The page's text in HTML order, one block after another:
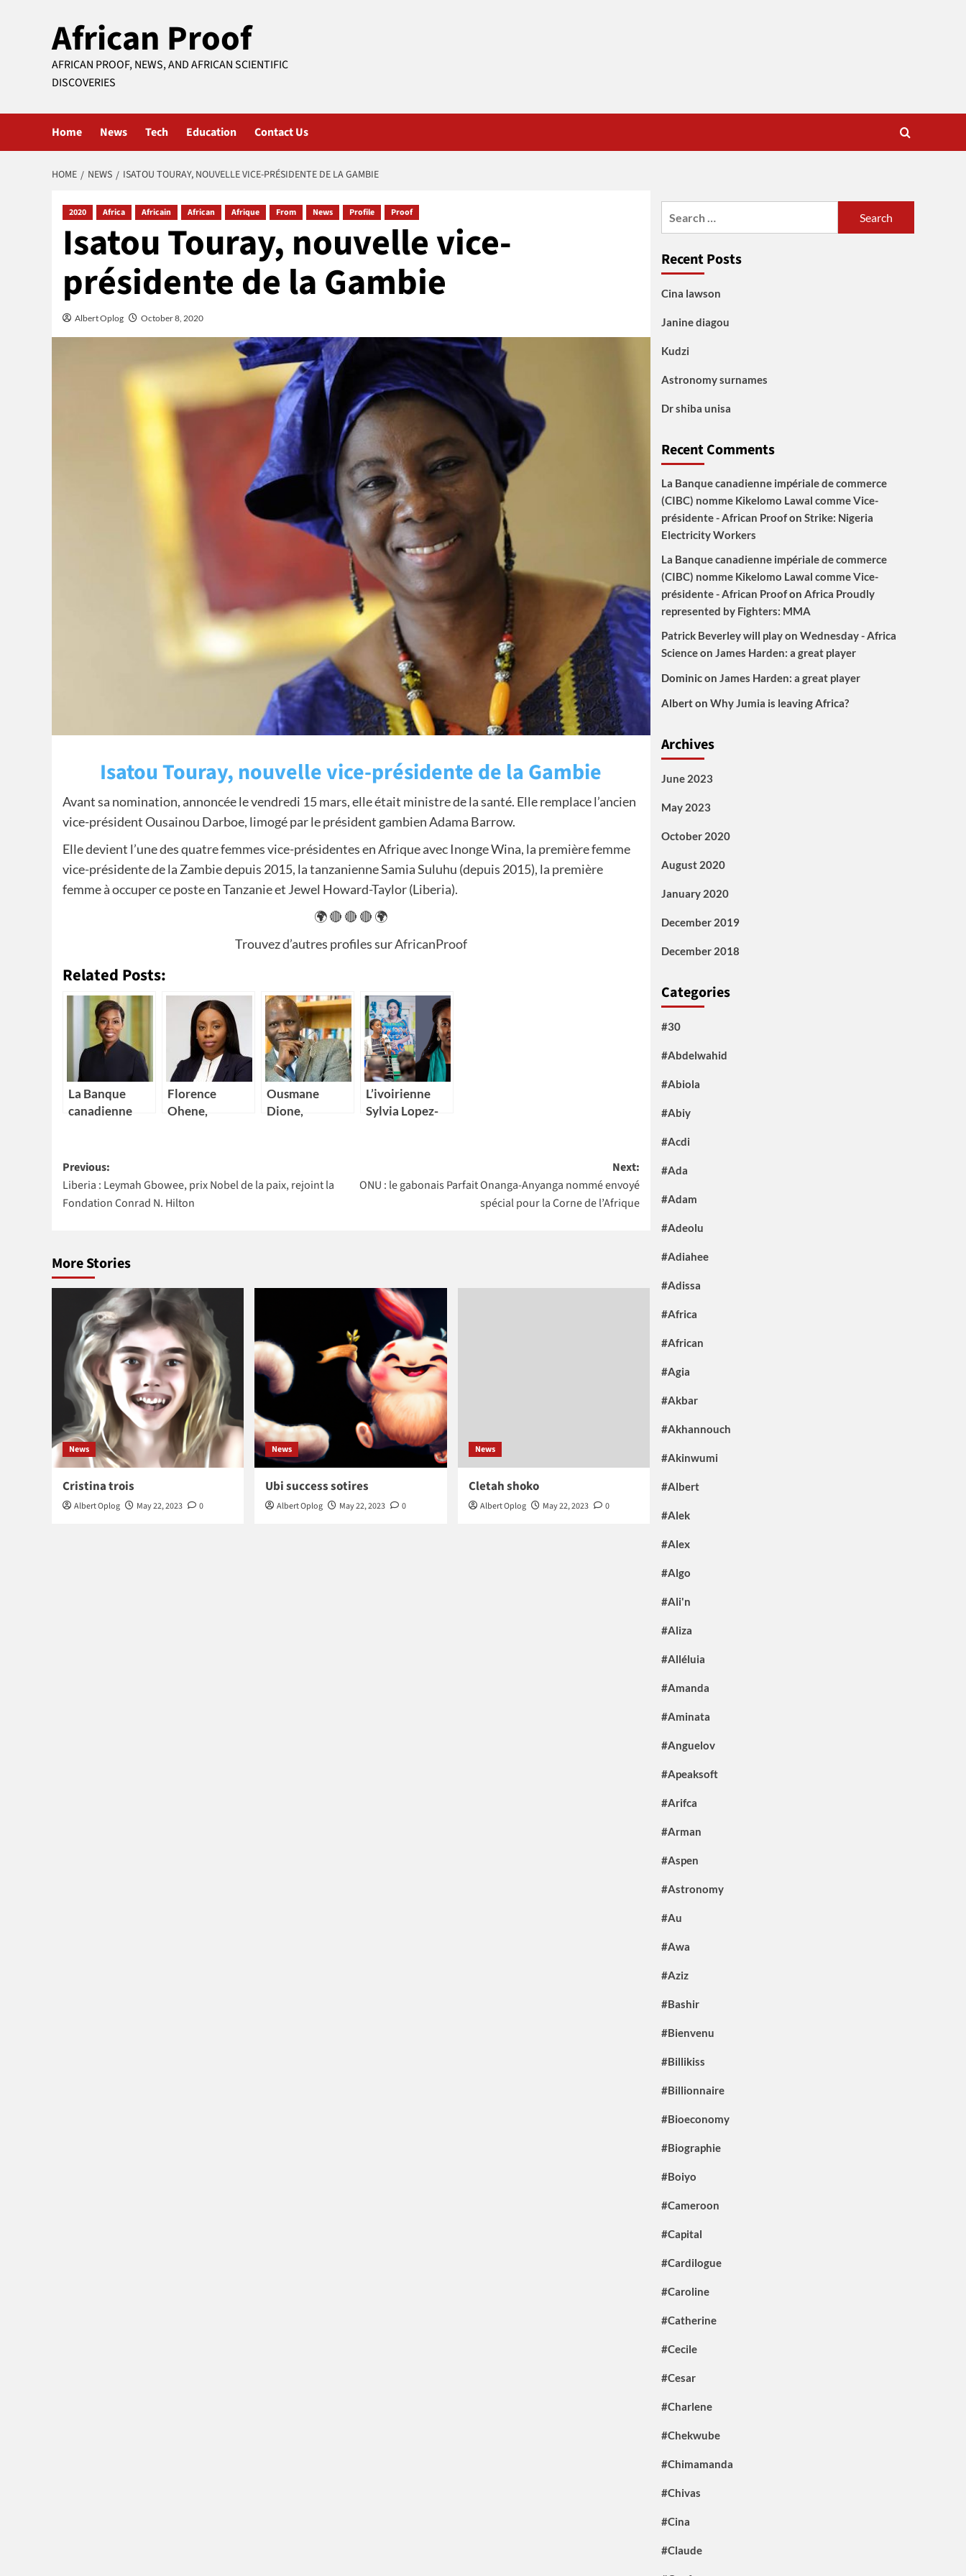
African Proof
AFRICAN PROOF, NEWS, AND AFRICAN SCIENTIFIC
DISCOVERIES
Home News Tech Education Contact Us
HOME NEWS ISATOU TOURAY, NOUVELLE VICE-PRÉSIDENTE DE LA GAMBIE
2020 Africa Africain African Afrique From News Profile Proof
Isatou Touray, nouvelle vice-
présidente de la Gambie
Albert Oplog October 8, 2020
Isatou Touray, nouvelle vice-présidente de la Gambie
Avant sa nomination, annoncée le vendredi 15 mars, elle était ministre de la santé. Elle remplace l’ancien
vice-président Ousainou Darboe, limogé par le président gambien Adama Barrow.
Elle devient l’une des quatre femmes vice-présidentes en Afrique avec Inonge Wina, la première femme
vice-présidente de la Zambie depuis 2015, la tanzanienne Samia Suluhu (depuis 2015), la première
femme à occuper ce poste en Tanzanie et Jewel Howard-Taylor (Liberia).
🌍 🔴 🔴 🔴 🌍
Trouvez d’autres profiles surAfricanProof
Related Posts:
La Banque
canadienne
(CIBC) nomme
Kikelomo
Lawal comme
Florence
Ohene,
Ghana
Ousmane
Dione,
mondiale pour
L’ivoirienne
Sylvia Lopez-
Nations Unies
Post
navigation
Previous:
Liberia : Leymah Gbowee, prix Nobel de la paix, rejoint la
Fondation Conrad N. Hilton
Next:
ONU : le gabonais Parfait Onanga-Anyanga nommé envoyé
spécial pour la Corne de l’Afrique
More Stories
News
Cristina trois
Albert Oplog May 22, 2023 0
News
Ubi success sotires
Albert Oplog May 22, 2023 0
News
Cletah shoko
Albert Oplog May 22, 2023 0
Recent Posts
Cina lawson
Janine diagou
Kudzi
Astronomy surnames
Dr shiba unisa
Recent Comments
La Banque canadienne impériale de commerce
(CIBC) nomme Kikelomo Lawal comme Vice-
présidente - African Proofon Strike: Nigeria
Electricity Workers
La Banque canadienne impériale de commerce
(CIBC) nomme Kikelomo Lawal comme Vice-
présidente - African Proofon Africa Proudly
represented by Fighters: MMA
Patrick Beverley will play on Wednesday - Africa
Scienceon James Harden: a great player
Dominicon James Harden: a great player
Alberton Why Jumia is leaving Africa?
Archives
June 2023
May 2023
October 2020
August 2020
January 2020
December 2019
December 2018
Categories
#30
#Abdelwahid
#Abiola
#Abiy
#Acdi
#Ada
#Adam
#Adeolu
#Adiahee
#Adissa
#Africa
#African
#Agia
#Akbar
#Akhannouch
#Akinwumi
#Albert
#Alek
#Alex
#Algo
#Ali'n
#Aliza
#Alléluia
#Amanda
#Aminata
#Anguelov
#Apeaksoft
#Arifca
#Arman
#Aspen
#Astronomy
#Au
#Awa
#Aziz
#Bashir
#Bienvenu
#Billikiss
#Billionnaire
#Bioeconomy
#Biographie
#Boiyo
#Cameroon
#Capital
#Cardilogue
#Caroline
#Catherine
#Cecile
#Cesar
#Charlene
#Chekwube
#Chimamanda
#Chivas
#Cina
#Claude